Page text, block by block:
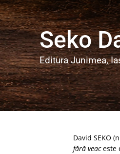
Seko
Editura Junimea,
David SEKO
fără veaceste